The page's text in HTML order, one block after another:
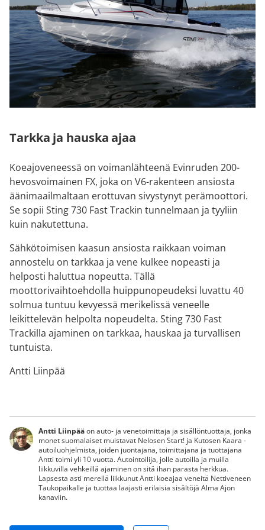
Tarkka ja hauska ajaa
Koeajoveneessä on voimanlähteenä Evinruden 200-
hevosvoimainen FX, joka on V6-rakenteen ansiosta
äänimaailmaltaan erottuvan sivystynyt perämoottori.
Se sopii Sting 730 Fast Trackin tunnelmaan ja tyyliin
kuin nakutettuna.
Sähkötoimisen kaasun ansiosta raikkaan voiman
annostelu on tarkkaa ja vene kulkee nopeasti ja
helposti haluttua nopeutta. Tällä
moottorivaihtoehdolla huippunopeudeksi luvattu 40
solmua tuntuu kevyessä merikelissä veneelle
leikittelevän helpolta nopeudelta. Sting 730 Fast
Trackilla ajaminen on tarkkaa, hauskaa ja turvallisen
tuntuista.
Antti Liinpää
Antti Liinpääon auto- ja venetoimittaja ja sisällöntuottaja, jonka
monet suomalaiset muistavat Nelosen Start! ja Kutosen Kaara -
autoiluohjelmista, joiden juontajana, toimittajana ja tuottajana
Antti toimi yli 10 vuotta. Autointoilija, jolle autoilla ja muilla
liikkuvilla vehkeillä ajaminen on sitä ihan parasta herkkua.
Lapsesta asti merellä liikkunut Antti koeajaa veneitä Nettiveneen
Taukopaikalle ja tuottaa laajasti erilaisia sisältöjä Alma Ajon
kanaviin.